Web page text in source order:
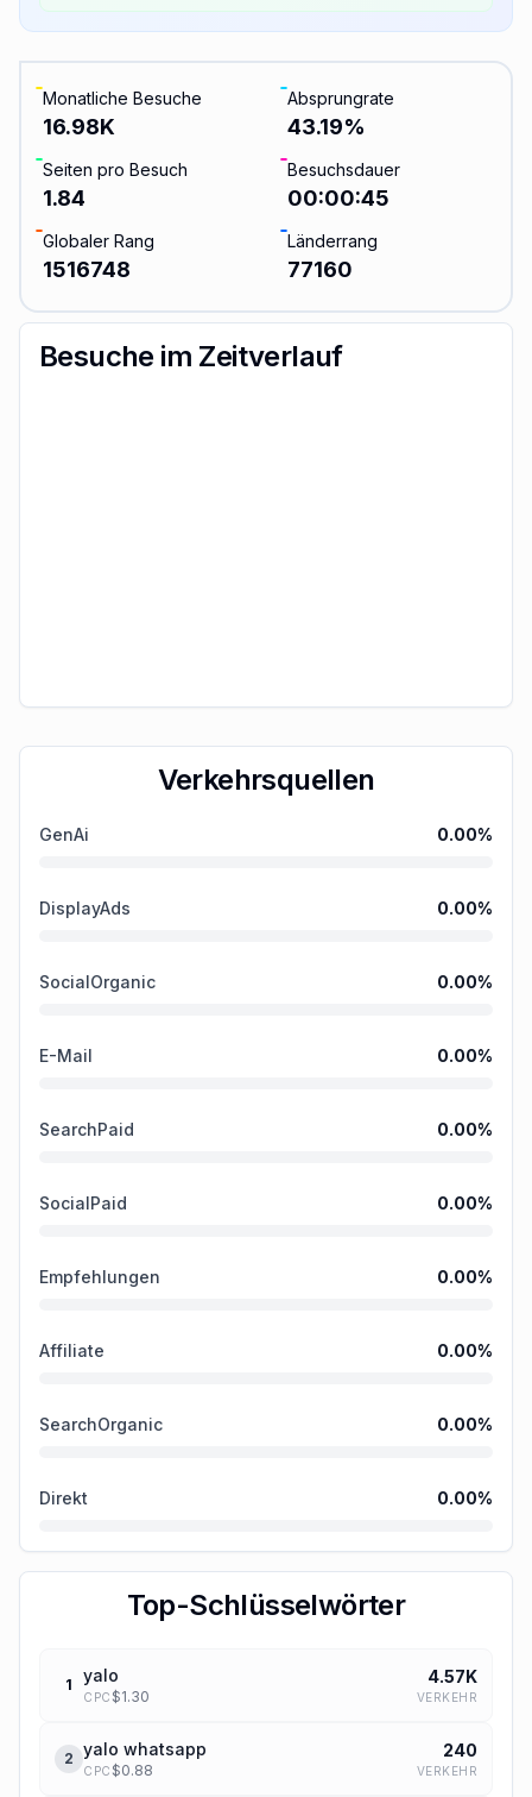
Monatliche Besuche
16.98K
Absprungrate
43.19%
Seiten pro Besuch
1.84
Besuchsdauer
00:00:45
Globaler Rang
1516748
Länderrang
77160
Besuche im Zeitverlauf
Verkehrsquellen
GenAi 0.00%
DisplayAds 0.00%
SocialOrganic 0.00%
E-Mail 0.00%
SearchPaid 0.00%
SocialPaid 0.00%
Empfehlungen 0.00%
Affiliate 0.00%
SearchOrganic 0.00%
Direkt 0.00%
Top-Schlüsselwörter
1 yalo
CPC $1.30
4.57K
VERKEHR
2 yalo whatsapp
CPC $0.88
240
VERKEHR